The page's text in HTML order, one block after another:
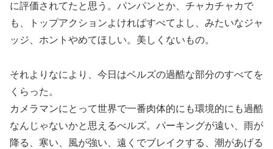
に評価されてたと思う。パンパンとか、チャカチャカで
も、トップアクションよければすべてよし、みたいなジャ
ッジ、ホントやめてほしい。美しくないもの。
それよりなにより、今日はベルズの過酷な部分のすべてを
くらった。
カメラマンにとって世界で一番肉体的にも環境的にも過酷
なんじゃないかと思えるべルズ。パーキングが遠い、雨が
降る、寒い、風が強い、遠くでブレイクする、潮があげる